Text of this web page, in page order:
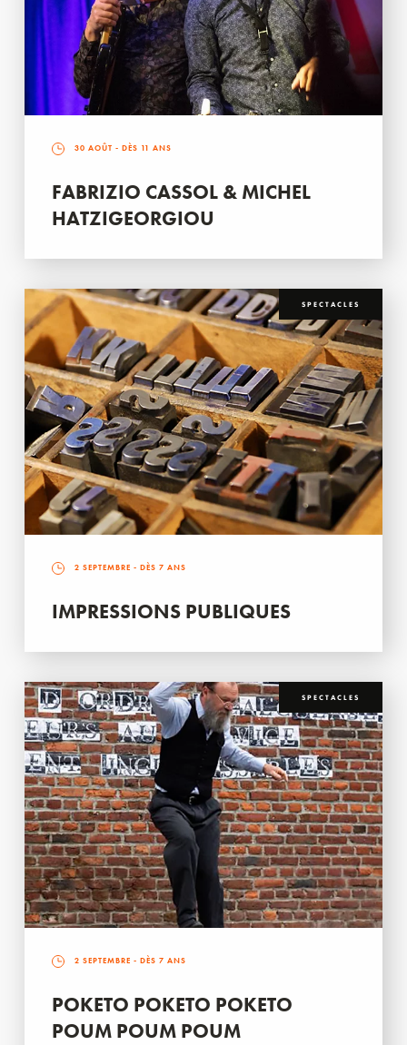
30 AOÛT - DÈS 11 ANS
FABRIZIO CASSOL & MICHEL
HATZIGEORGIOU
SPECTACLES
2 SEPTEMBRE - DÈS 7 ANS
IMPRESSIONS PUBLIQUES
SPECTACLES
2 SEPTEMBRE - DÈS 7 ANS
POKETO POKETO POKETO
POUM POUM POUM